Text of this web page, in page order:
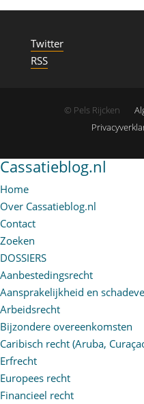
Twitter
RSS
© Pels Rijcken
Cassatieblog.nl
Home
Over Cassatieblog.nl
Contact
Zoeken
DOSSIERS
Aanbestedingsrecht
Aansprakelijkheid en
Arbeidsrecht
Bijzondere overeenkomsten
Caribisch recht (Aruba,
Erfrecht
Europees recht
Financieel recht